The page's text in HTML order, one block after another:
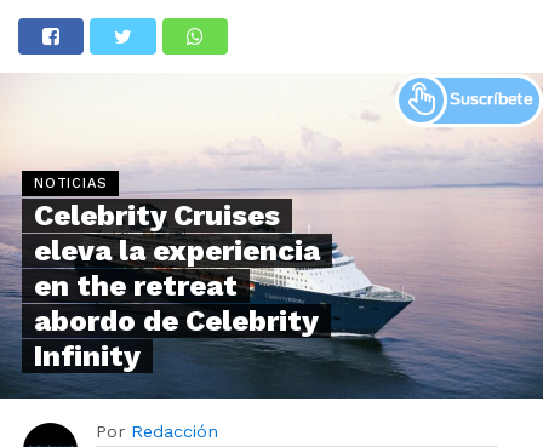
NOTICIAS
Celebrity Cruises
eleva la experiencia
en the retreat
abordo de Celebrity
Infinity
Por Redacción